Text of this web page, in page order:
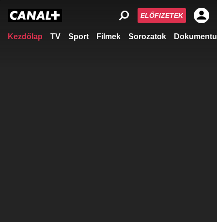
Kezdőlap TV Sport Filmek Sorozatok
ELŐFIZETEK